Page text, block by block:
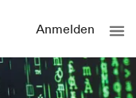
Anmelden